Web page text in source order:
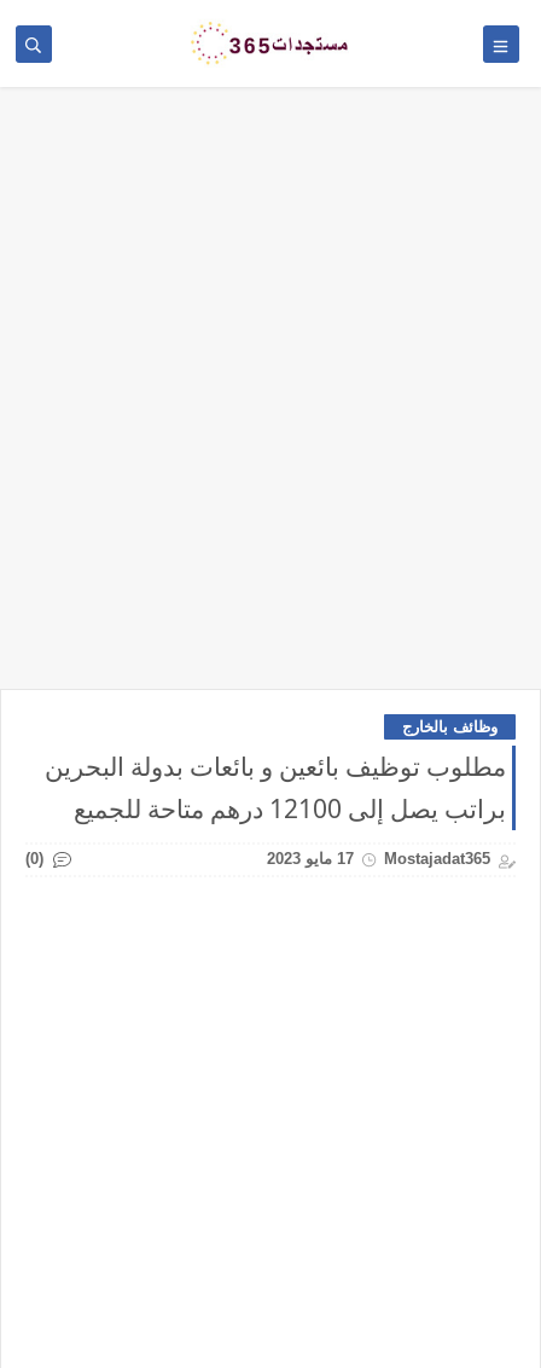
وظائف بالخارج
مطلوب توظيف بائعين و بائعات بدولة البحرين
براتب يصل إلى 12100 درهم متاحة للجميع
Mostajadat365 17 مايو 2023 (0)